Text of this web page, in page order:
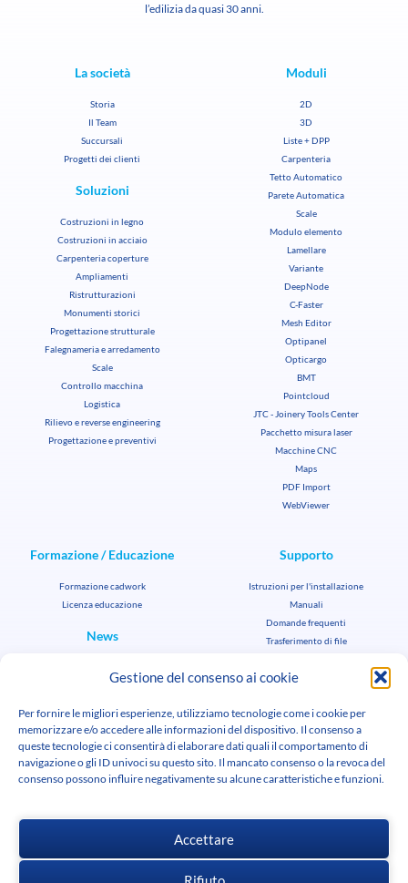
Gestione del consenso ai cookie
Per fornire le migliori esperienze, utilizziamo tecnologie come i cookie per
memorizzare e/o accedere alle informazioni del dispositivo. Il consenso a
queste tecnologie ci consentirà di elaborare dati quali il comportamento di
navigazione o gli ID univoci su questo sito. Il mancato consenso o la revoca del
consenso possono influire negativamente su alcune caratteristiche e funzioni.
Accettare
l’edilizia da quasi 30 anni.
La società
Storia
Il Team
Succursali
Progetti dei clienti
Soluzioni
Costruzioni in legno
Costruzioni in acciaio
Carpenteria coperture
Ampliamenti
Ristrutturazioni
Monumenti storici
Progettazione strutturale
Falegnameria e arredamento
Scale
Controllo macchina
Logistica
Rilievo e reverse engineering
Progettazione e preventivi
Moduli
2D
3D
Liste + DPP
Carpenteria
Tetto Automatico
Parete Automatica
Scale
Modulo elemento
Lamellare
Variante
DeepNode
C-Faster
Mesh Editor
Optipanel
Opticargo
BMT
Pointcloud
JTC - Joinery Tools Center
Pacchetto misura laser
Macchine CNC
Maps
PDF Import
WebViewer
Formazione / Educazione
Formazione cadwork
Licenza educazione
News
Agenda
Mediateca
Supporto
Istruzioni per l'installazione
Manuali
Domande frequenti
Trasferimento di file
Supporto chiave studente / docente